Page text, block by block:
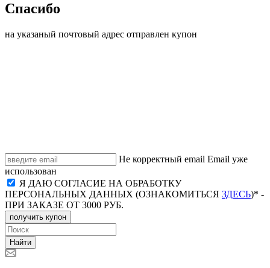
Спасибо
на указаный почтовый адрес отправлен купон
Не корректный email Email уже
использован
Я ДАЮ СОГЛАСИЕ НА ОБРАБОТКУ
ПЕРСОНАЛЬНЫХ ДАННЫХ (ОЗНАКОМИТЬСЯ ЗДЕСЬ)* -
ПРИ ЗАКАЗЕ ОТ 3000 РУБ.
получить купон
Найти